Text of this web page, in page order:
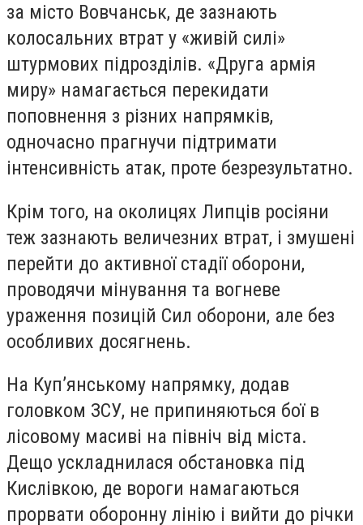
за місто Вовчанськ, де зазнають
колосальних втрат у «живій силі»
штурмових підрозділів. «Друга армія
миру» намагається перекидати
поповнення з різних напрямків,
одночасно прагнучи підтримати
інтенсивність атак, проте безрезультатно.
Крім того, на околицях Липців росіяни
теж зазнають величезних втрат, і змушені
перейти до активної стадії оборони,
проводячи мінування та вогневе
ураження позицій Сил оборони, але без
особливих досягнень.
На Куп’янському напрямку, додав
головком ЗСУ, не припиняються бої в
лісовому масиві на північ від міста.
Дещо ускладнилася обстановка під
Кислівкою, де вороги намагаються
прорвати оборонну лінію і вийти до річки